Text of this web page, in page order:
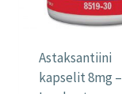
Astaksantiini
kapselit 8mg –